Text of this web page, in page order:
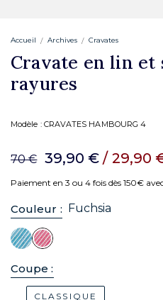
Accueil Archives Cravates
Cravate en lin et
rayures
Modèle : CRAVATES HAMBOURG 4
70 € 39,90 € / 29,90
Paiement en 3 ou 4 fois dès 150€
Couleur : Fuchsia
Coupe :
CLASSIQUE